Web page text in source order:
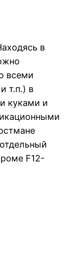
в
всеми
т.п.) в
куками и
F12-